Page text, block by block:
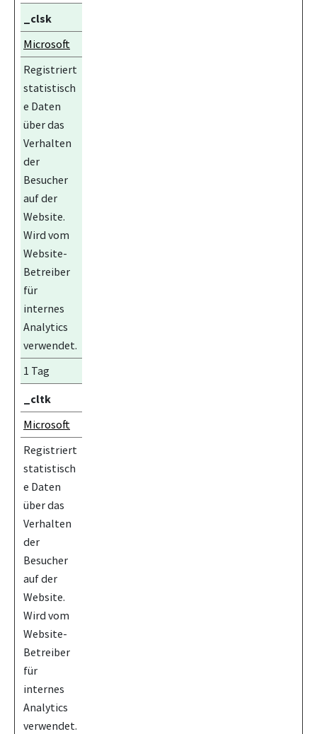
_clsk
Microsoft
Registriert
statistisch
e Daten
über das
Verhalten
der
Besucher
auf der
Website.
Wird vom
Website-
Betreiber
für
internes
Analytics
verwendet.
1 Tag
_cltk
Microsoft
Registriert
statistisch
e Daten
über das
Verhalten
der
Besucher
auf der
Website.
Wird vom
Website-
Betreiber
für
internes
Analytics
verwendet.